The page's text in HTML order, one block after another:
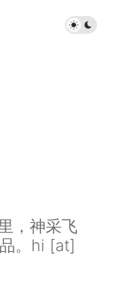
，神采飞
。hi [at]